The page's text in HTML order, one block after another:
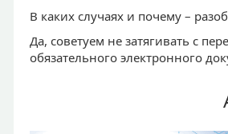
В каких случаях и почему –
Да, советуем не затягивать с
обязательного электронного